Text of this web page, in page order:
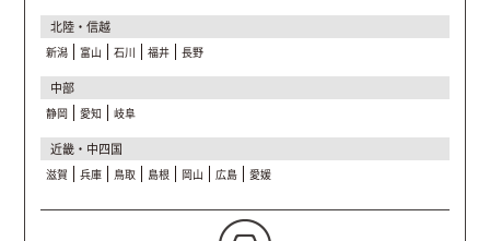
北陸・信越
新潟 富山 石川 福井 長野
中部
静岡 愛知 岐阜
近畿・中四国
滋賀 兵庫 鳥取 島根 岡山 広島 愛媛